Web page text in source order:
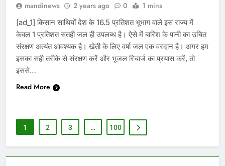
mandinews 2 years ago 0 1 mins
[ad_1] किसान साथियों देश के 16.5 प्रतिशत भूभाग वाले इस राज्य में
केवल 1 प्रतिशत सतही जल ही उपलब्ध है। ऐसे में बारिश के पानी का उचित
संरक्षण अत्यंत आवश्यक है। खेती के लिए वर्षा जल एक वरदान है। अगर हम
इसका सही तरीके से संरक्षण करें और भूजल रिचार्ज का प्रयास करें, तो
इससे…
Read More
1 2 3 … 100